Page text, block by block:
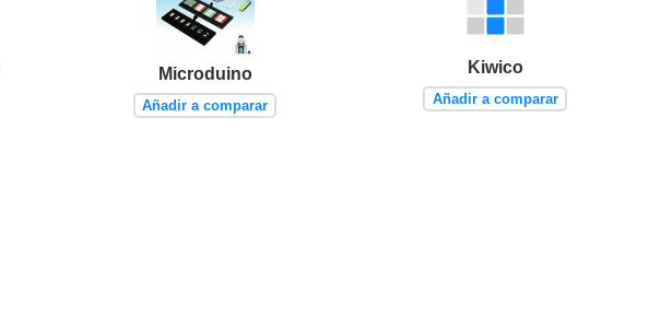
Microduino
Añadir a comparar
Kiwico
Añadir a comparar